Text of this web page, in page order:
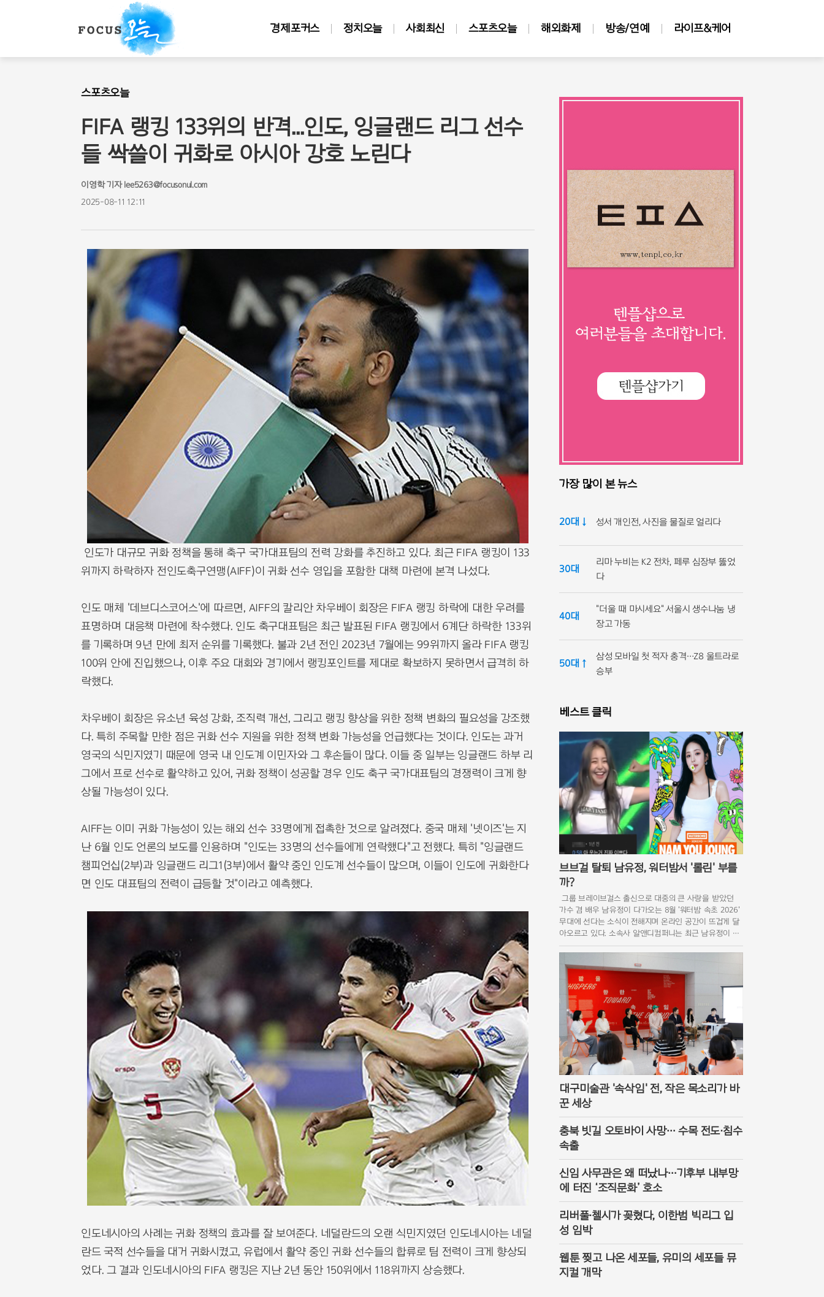
경제포커스 정치오늘 사회최신 스포츠오늘 해외화제 방송/연예 라이프&케어
스포츠오늘
FIFA 랭킹 133위의 반격...인도, 잉글랜드 리그 선수
들 싹쓸이 귀화로 아시아 강호 노린다
이영학 기자 lee5263@focusonul.com
2025-08-11 12:11
인도가 대규모 귀화 정책을 통해 축구 국가대표팀의 전력 강화를 추진하고 있다. 최근 FIFA 랭킹이 133
위까지 하락하자 전인도축구연맹(AIFF)이 귀화 선수 영입을 포함한 대책 마련에 본격 나섰다.
인도 매체 '데브디스코어스'에 따르면, AIFF의 칼리안 차우베이 회장은 FIFA 랭킹 하락에 대한 우려를
표명하며 대응책 마련에 착수했다. 인도 축구대표팀은 최근 발표된 FIFA 랭킹에서 6계단 하락한 133위
를 기록하며 9년 만에 최저 순위를 기록했다. 불과 2년 전인 2023년 7월에는 99위까지 올라 FIFA 랭킹
100위 안에 진입했으나, 이후 주요 대회와 경기에서 랭킹포인트를 제대로 확보하지 못하면서 급격히 하
락했다.
차우베이 회장은 유소년 육성 강화, 조직력 개선, 그리고 랭킹 향상을 위한 정책 변화의 필요성을 강조했
다. 특히 주목할 만한 점은 귀화 선수 지원을 위한 정책 변화 가능성을 언급했다는 것이다. 인도는 과거
영국의 식민지였기 때문에 영국 내 인도계 이민자와 그 후손들이 많다. 이들 중 일부는 잉글랜드 하부 리
그에서 프로 선수로 활약하고 있어, 귀화 정책이 성공할 경우 인도 축구 국가대표팀의 경쟁력이 크게 향
상될 가능성이 있다.
AIFF는 이미 귀화 가능성이 있는 해외 선수 33명에게 접촉한 것으로 알려졌다. 중국 매체 '넷이즈'는 지
난 6월 인도 언론의 보도를 인용하며 "인도는 33명의 선수들에게 연락했다"고 전했다. 특히 "잉글랜드
챔피언십(2부)과 잉글랜드 리그1(3부)에서 활약 중인 인도계 선수들이 많으며, 이들이 인도에 귀화한다
면 인도 대표팀의 전력이 급등할 것"이라고 예측했다.
인도네시아의 사례는 귀화 정책의 효과를 잘 보여준다. 네덜란드의 오랜 식민지였던 인도네시아는 네덜
란드 국적 선수들을 대거 귀화시켰고, 유럽에서 활약 중인 귀화 선수들의 합류로 팀 전력이 크게 향상되
었다. 그 결과 인도네시아의 FIFA 랭킹은 지난 2년 동안 150위에서 118위까지 상승했다.
가장 많이 본 뉴스
20대 ↓ 성서 개인전, 사진을 물질로 얼리다
30대
리마 누비는 K2 전차, 페루 심장부 뚫었
다
40대
"더울 때 마시세요" 서울시 생수나눔 냉
장고 가동
50대 ↑
삼성 모바일 첫 적자 충격…Z8 울트라로
승부
베스트 클릭
브브걸 탈퇴 남유정, 워터밤서 '롤린' 부를
까?
그룹 브레이브걸스 출신으로 대중의 큰 사랑을 받았던
가수 겸 배우 남유정이 다가오는 8월 '워터밤 속초 2026'
무대에 선다는 소식이 전해지며 온라인 공간이 뜨겁게 달
아오르고 있다. 소속사 알앤디컴퍼니는 최근 남유정이 강
원도 속초에서 열리는 이번 축제에 합류해 기존의 건강한
대구미술관 '속삭임' 전, 작은 목소리가 바
꾼 세상
충북 빗길 오토바이 사망… 수목 전도·침수
속출
신임 사무관은 왜 떠났나…기후부 내부망
에 터진 ‘조직문화’ 호소
리버풀·첼시가 꽂혔다, 이한범 빅리그 입
성 임박
웹툰 찢고 나온 세포들, 유미의 세포들 뮤
지컬 개막